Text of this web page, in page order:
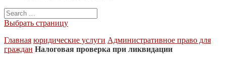
Выбрать страницу
Главная юридические услуги Административное право для
граждан Налоговая проверка при ликвидации